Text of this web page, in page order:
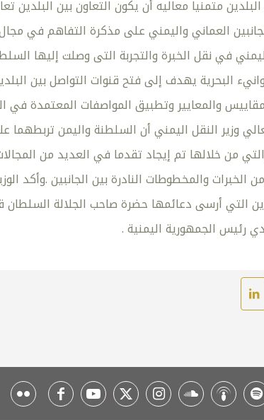
متمنيا معاليه أن يكون التعاون بين البلدين
العماني واليمني على مذكرة التفاهم في
في نقل الخبرة والتجربة التى وصلت إليها
البحرية يهدف إلى فتح قنوات التواصل بين
والمعايير وتطبيق المواصفات المعتمدة في
وزير النقل اليمني أن السلطنة واليمن تربطهما
من خلالها تم إيجاد تقدما في العديد من
الخبرات والمخطوطات النادرة بين الجانبين .وأكد
التي أرسى دعائمها حضرة صاحب الجلالة
رئيس الجمهورية اليمنية .